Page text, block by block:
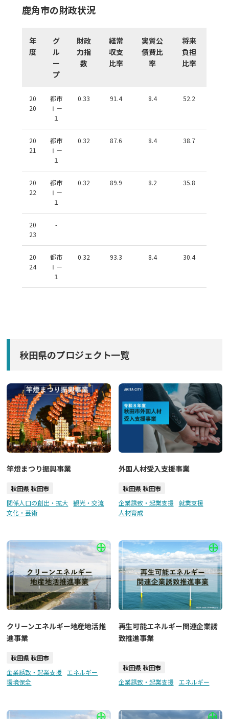
鹿角市の財政状況
年
度
グ
ル
ー
プ
財政
力指
数
経常
収支
比率
実質公
債費比
率
将来
負担
比率
20
20
都市
Ⅰ－
１
0.33 91.4 8.4 52.2
20
21
都市
Ⅰ－
１
0.32 87.6 8.4 38.7
20
22
都市
Ⅰ－
１
0.32 89.9 8.2 35.8
20
23
-
20
24
都市
Ⅰ－
１
0.32 93.3 8.4 30.4
秋田県のプロジェクト一覧
竿燈まつり振興事業
秋田県 秋田市
関係人口の創出・拡大
観光・交流
文化・芸術
外国人材受入支援事業
秋田県 秋田市
企業誘致・起業支援
就業支援
人材育成
クリーンエネルギー地産地活推
進事業
秋田県 秋田市
企業誘致・起業支援
エネルギー
環境保全
再生可能エネルギー関連企業誘
致推進事業
秋田県 秋田市
企業誘致・起業支援
エネルギー